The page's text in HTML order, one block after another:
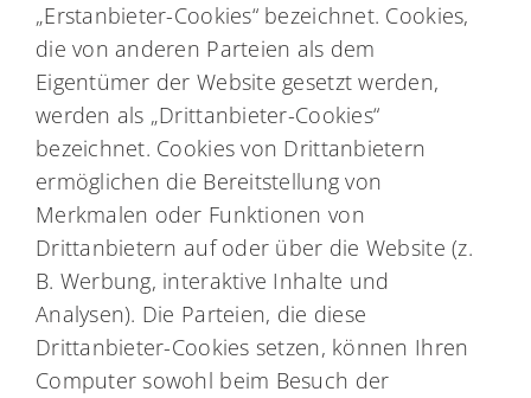
„Erstanbieter-Cookies“ bezeichnet. Cookies,
die von anderen Parteien als dem
Eigentümer der Website gesetzt werden,
werden als „Drittanbieter-Cookies“
bezeichnet. Cookies von Drittanbietern
ermöglichen die Bereitstellung von
Merkmalen oder Funktionen von
Drittanbietern auf oder über die Website (z.
B. Werbung, interaktive Inhalte und
Analysen). Die Parteien, die diese
Drittanbieter-Cookies setzen, können Ihren
Computer sowohl beim Besuch der